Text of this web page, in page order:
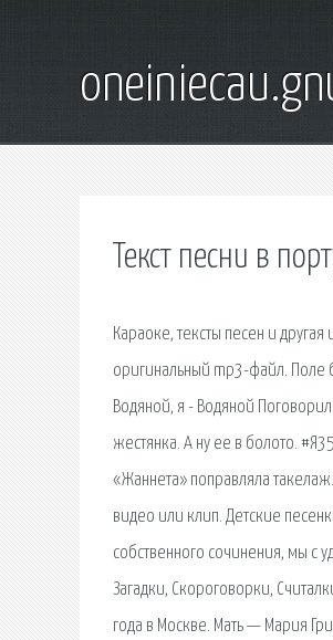
Текст песни в
Караоке, тексты песен и
оригинальный mp3-файл. Поле
Водяной, я - Водяной
жестянка. А ну ее в болото.
«Жаннета» поправляла
видео или клип. Детские
собственного сочинения, мы с
Загадки, Скороговорки,
года в Москве. Мать — Мария